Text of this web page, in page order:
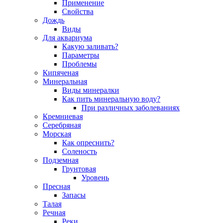
Применение
Свойства
Дождь
Виды
Для аквариума
Какую заливать?
Параметры
Проблемы
Кипяченая
Минеральная
Виды минералки
Как пить минеральную воду?
При различных заболеваниях
Кремниевая
Серебряная
Морская
Как опреснить?
Соленость
Подземная
Грунтовая
Уровень
Пресная
Запасы
Талая
Речная
Реки